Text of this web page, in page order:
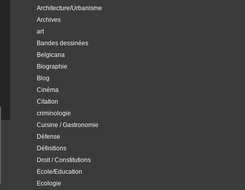
Architecture/Urbanisme
Archives
art
Bandes dessinées
Belgicana
Biographie
Blog
Cinéma
Citation
criminologie
Cuisine / Gastronomie
Défense
Définitions
Droit / Constitutions
Ecole/Education
Ecologie